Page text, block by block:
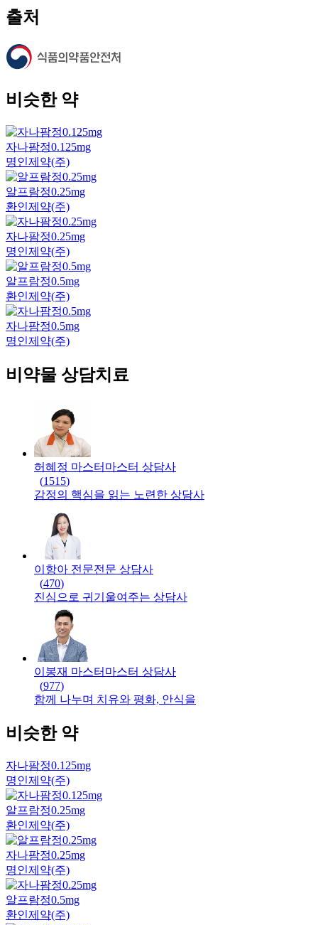
출처
비슷한 약
자나팜정0.125mg
명인제약(주)
알프람정0.25mg
환인제약(주)
자나팜정0.25mg
명인제약(주)
알프람정0.5mg
환인제약(주)
자나팜정0.5mg
명인제약(주)
비약물 상담치료
허혜정 마스터 마스터 상담사
(1515)
감정의 핵심을 읽는 노련한 상담사
이항아 전문전문 상담사
(470)
진심으로 귀기울여주는 상담사
이봉재 마스터 마스터 상담사
(977)
함께 나누며 치유와 평화, 안식을
비슷한 약
자나팜정0.125mg
명인제약(주)
알프람정0.25mg
환인제약(주)
자나팜정0.25mg
명인제약(주)
알프람정0.5mg
환인제약(주)